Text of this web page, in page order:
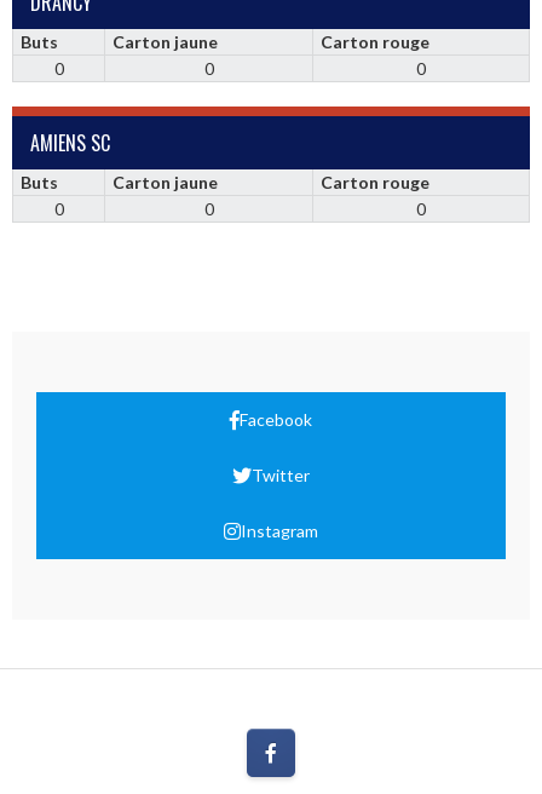
Buts Carton jaune
Carton rouge
0
0 0
AMIENS SC
Buts Carton jaune
Carton rouge
0
0 0
Facebook
Twitter
Instagram